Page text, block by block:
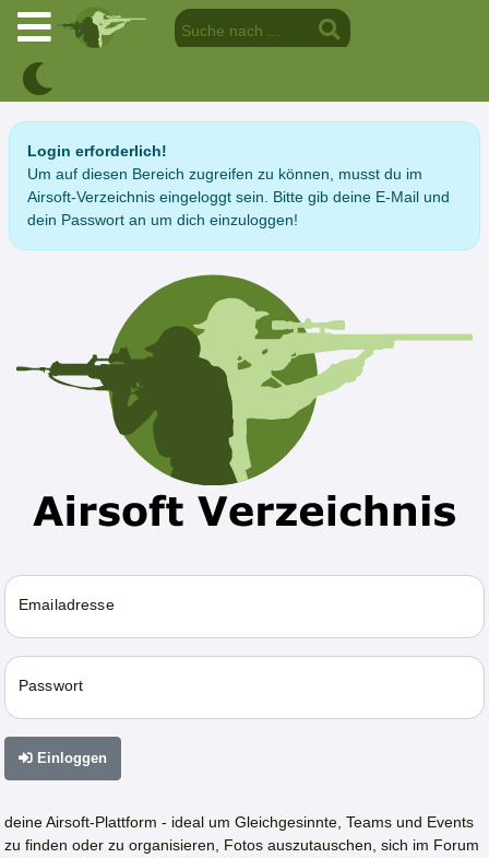
Login erforderlich!
Um auf diesen Bereich zugreifen zu können, musst du im
Airsoft-Verzeichnis eingeloggt sein. Bitte gib deine E-Mail und
dein Passwort an um dich einzuloggen!
Emailadresse
Passwort
Einloggen
deine Airsoft-Plattform - ideal um Gleichgesinnte, Teams und Events
zu finden oder zu organisieren, Fotos auszutauschen, sich im Forum